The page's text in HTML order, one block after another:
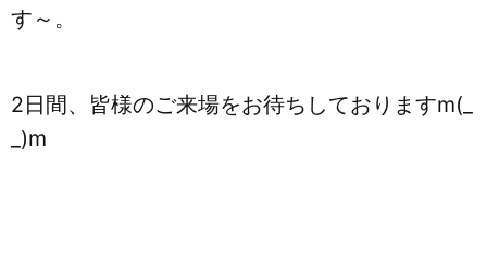
す～。
2日間、皆様のご来場をお待ちしておりますm(_
_)m